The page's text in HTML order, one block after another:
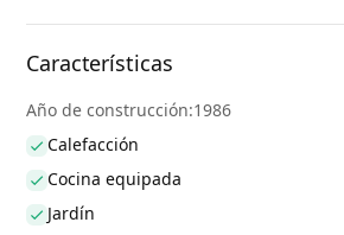
Características
Año de construcción:1986
Calefacción
Cocina equipada
Jardín